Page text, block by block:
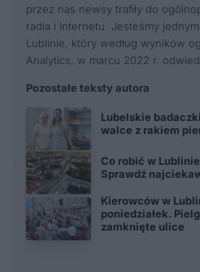
przez nas newsy trafiły do
radia i Internetu. Jesteśmy
Lublinie, który według wyników
Analytics, w marcu 2022 r.
Pozostałe teksty autora
Lubelskie
walce z rakiem
Co robić w
Sprawdź
Kierowców w
poniedziałek.
zamknięte ulice